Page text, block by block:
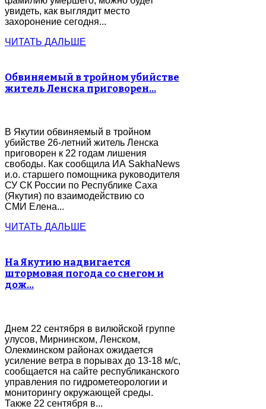
увидеть, как выглядит место
захоронение сегодня...
ЧИТАТЬ ДАЛЬШЕ
Обвиняемый в тройном убийстве
житель Ленска приговорен…
В Якутии обвиняемый в тройном
убийстве 26-летний житель Ленска
приговорен к 22 годам лишения
свободы. Как сообщила ИА SakhaNews
и.о. старшего помощника руководителя
СУ СК России по Республике Саха
(Якутия) по взаимодействию со
СМИ Елена...
ЧИТАТЬ ДАЛЬШЕ
На Якутию надвигается
штормовая погода со снегом и
дож…
Днем 22 сентября в вилюйской группе
улусов, Мирнинском, Ленском,
Олекминском районах ожидается
усиление ветра в порывах до 13-18 м/с,
сообщается на сайте республиканского
управления по гидрометеорологии и
мониторингу окружающей среды.
Также 22 сентября в...